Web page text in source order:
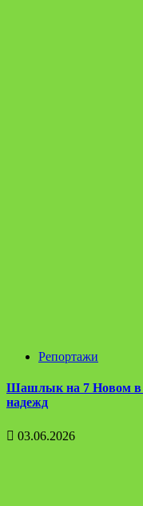
Репортажи
Шашлык на 7 Новом в
надежд
03.06.2026